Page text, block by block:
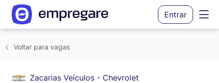
Entrar
Voltar para vagas
Zacarias Veículos - Chevrolet